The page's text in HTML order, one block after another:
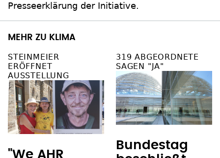
Presseerklärung der Initiative.
MEHR ZU KLIMA
STEINMEIER
ERÖFFNET
AUSSTELLUNG
"We AHR
319 ABGEORDNETE
SAGEN "JA"
Bundestag